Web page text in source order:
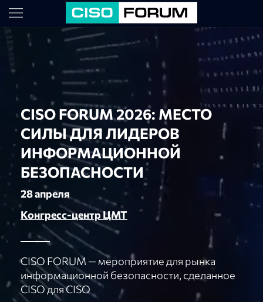
CISO FORUM 2026: МЕСТО
СИЛЫ ДЛЯ ЛИДЕРОВ
ИНФОРМАЦИОННОЙ
БЕЗОПАСНОСТИ
28 апреля
Конгресс-центр ЦМТ
CISO FORUM — мероприятие для рынка
информационной безопасности, сделанное
CISO для CISO